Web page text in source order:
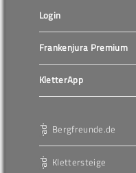
Login
Frankenjura Premium
KletterApp
Bergfreunde.de
Klettersteige